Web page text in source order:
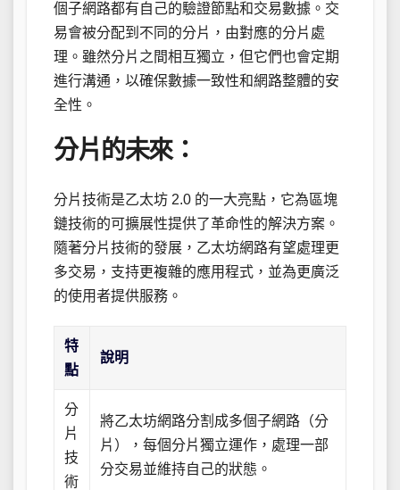
個子網路都有自己的驗證節點和交易數據。交
易會被分配到不同的分片，由對應的分片處
理。雖然分片之間相互獨立，但它們也會定期
進行溝通，以確保數據一致性和網路整體的安
全性。
分片的未來：
分片技術是乙太坊 2.0 的一大亮點，它為區塊
鏈技術的可擴展性提供了革命性的解決方案。
隨著分片技術的發展，乙太坊網路有望處理更
多交易，支持更複雜的應用程式，並為更廣泛
的使用者提供服務。
特
點
說明
分
片
技
術
將乙太坊網路分割成多個子網路（分
片），每個分片獨立運作，處理一部
分交易並維持自己的狀態。